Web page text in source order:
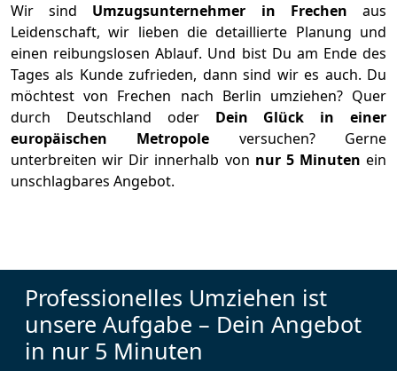
Wir sind Umzugsunternehmer in Frechen aus
Leidenschaft, wir lieben die detaillierte Planung und
einen reibungslosen Ablauf. Und bist Du am Ende des
Tages als Kunde zufrieden, dann sind wir es auch. Du
möchtest von Frechen nach Berlin umziehen? Quer
durch Deutschland oder Dein Glück in einer
europäischen Metropole versuchen? Gerne
unterbreiten wir Dir innerhalb von nur 5 Minuten ein
unschlagbares Angebot.
Professionelles Umziehen ist
unsere Aufgabe – Dein Angebot
in nur 5 Minuten